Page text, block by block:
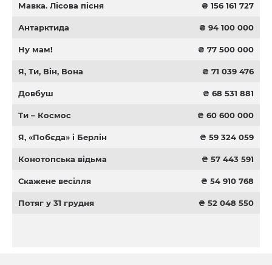
Мавка. Лісова пісня ₴ 156 161 727
Антарктида ₴ 94 100 000
Ну мам! ₴ 77 500 000
Я, Ти, Він, Вона ₴ 71 039 476
Довбуш ₴ 68 531 881
Ти – Космос ₴ 60 600 000
Я, «Побєда» і Берлін ₴ 59 324 059
Конотопська відьма ₴ 57 443 591
Скажене весілля ₴ 54 910 768
Потяг у 31 грудня ₴ 52 048 550